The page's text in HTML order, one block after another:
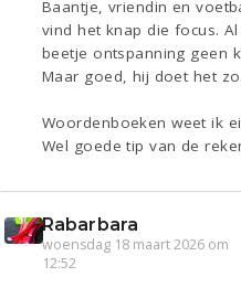
Baantje, vriendin en
vind het knap die focus.
beetje ontspanning geen
Maar goed, hij doet het zo.
Woordenboeken weet ik
Wel goede tip van de
Rabarbara
woensdag 18 maart 2026 om
12:52